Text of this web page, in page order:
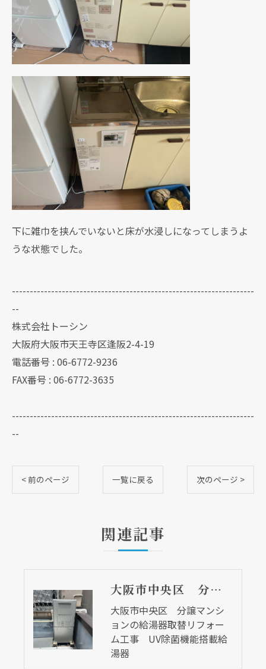
下に雑巾を挟んでいないと床が水浸しになってしまうよ
うな状態でした。
--------------------------------------------------------------------
--
株式会社トーシン
大阪府大阪市天王寺区逢阪2-4-19
電話番号 : 06-6772-9236
FAX番号 : 06-6772-3635
--------------------------------------------------------------------
--
< 前のページ 一覧に戻る 次のページ >
関連記事
大阪市中央区 分譲マンションの給湯器取替リフォーム工事 UV除菌機能搭載給湯器
大阪市中央区 分譲マンシ
ョンの給湯器取替リフォー
ム工事 UV除菌機能搭載給
湯器